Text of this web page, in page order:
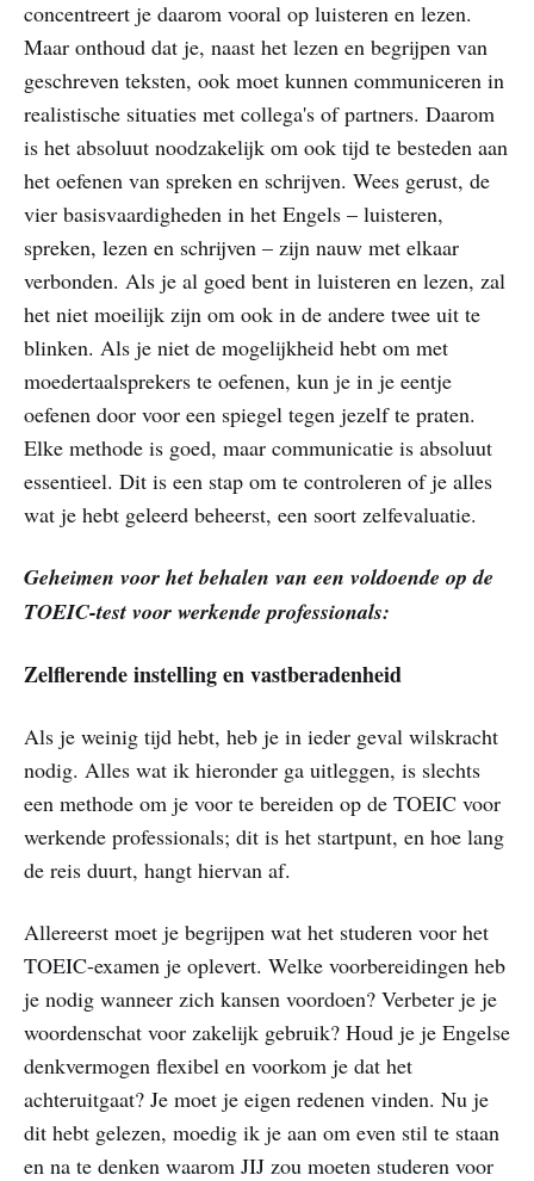
concentreert je daarom vooral op luisteren en lezen.
Maar onthoud dat je, naast het lezen en begrijpen van
geschreven teksten, ook moet kunnen communiceren in
realistische situaties met collega's of partners. Daarom
is het absoluut noodzakelijk om ook tijd te besteden aan
het oefenen van spreken en schrijven. Wees gerust, de
vier basisvaardigheden in het Engels – luisteren,
spreken, lezen en schrijven – zijn nauw met elkaar
verbonden. Als je al goed bent in luisteren en lezen, zal
het niet moeilijk zijn om ook in de andere twee uit te
blinken. Als je niet de mogelijkheid hebt om met
moedertaalsprekers te oefenen, kun je in je eentje
oefenen door voor een spiegel tegen jezelf te praten.
Elke methode is goed, maar communicatie is absoluut
essentieel. Dit is een stap om te controleren of je alles
wat je hebt geleerd beheerst, een soort zelfevaluatie.
Geheimen voor het behalen van een voldoende op de
TOEIC-test voor werkende professionals:
Zelflerende instelling en vastberadenheid
Als je weinig tijd hebt, heb je in ieder geval wilskracht
nodig. Alles wat ik hieronder ga uitleggen, is slechts
een methode om je voor te bereiden op de TOEIC voor
werkende professionals; dit is het startpunt, en hoe lang
de reis duurt, hangt hiervan af.
Allereerst moet je begrijpen wat het studeren voor het
TOEIC-examen je oplevert. Welke voorbereidingen heb
je nodig wanneer zich kansen voordoen? Verbeter je je
woordenschat voor zakelijk gebruik? Houd je je Engelse
denkvermogen flexibel en voorkom je dat het
achteruitgaat? Je moet je eigen redenen vinden. Nu je
dit hebt gelezen, moedig ik je aan om even stil te staan ​​
en na te denken waarom JIJ zou moeten studeren voor